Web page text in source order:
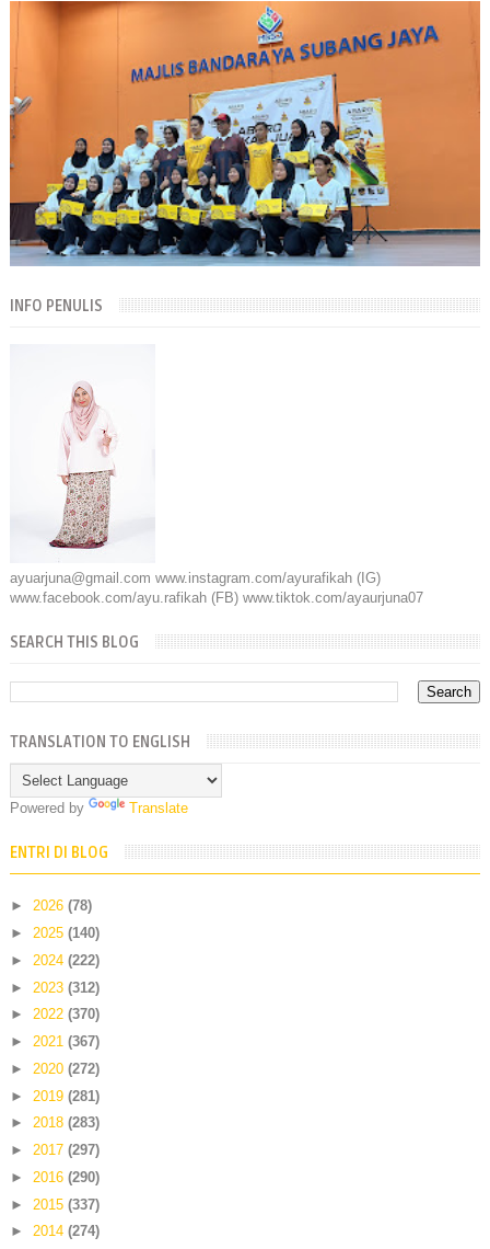
INFO PENULIS
ayuarjuna@gmail.com www.instagram.com/ayurafikah (IG)
www.facebook.com/ayu.rafikah (FB) www.tiktok.com/ayaurjuna07
SEARCH THIS BLOG
TRANSLATION TO ENGLISH
Powered by Translate
ENTRI DI BLOG
► 2026 (78)
► 2025 (140)
► 2024 (222)
► 2023 (312)
► 2022 (370)
► 2021 (367)
► 2020 (272)
► 2019 (281)
► 2018 (283)
► 2017 (297)
► 2016 (290)
► 2015 (337)
► 2014 (274)